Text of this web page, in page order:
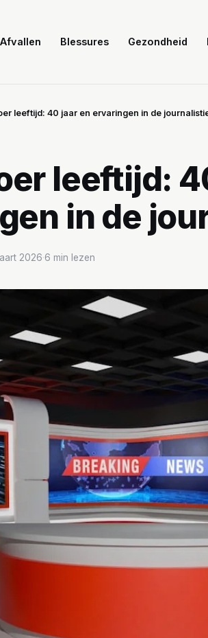
Afvallen Blessures Gezondheid
leeftijd: 40 jaar en ervaringen in de
leeftijd:
in de
2026·6 min lezen